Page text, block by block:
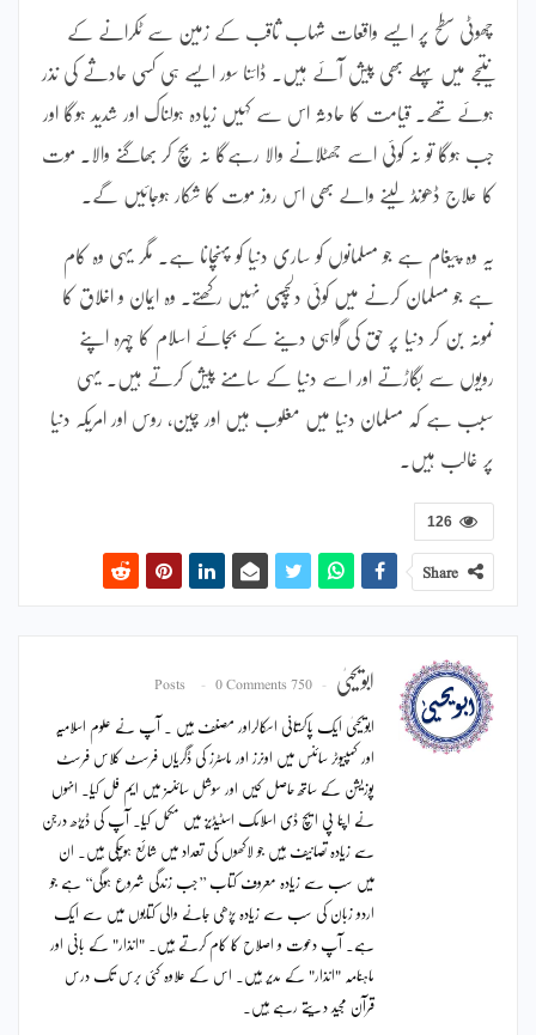
چھوٹی سطح پر ایسے واقعات شہاب ثاقب کے زمین سے ٹکرانے کے
نتیجے میں پہلے بھی پیش آئے ہیں۔ ڈائنا سور ایسے ہی کسی حادثے کی نذر
ہوئے تھے۔ قیامت کا حادثہ اس سے کہیں زیادہ ہولناک اور شدید ہوگا اور
جب ہوگا تو نہ کوئی اسے جھٹلانے والا رہےگا نہ بچ کر بھاگنے والا۔ موت
کا علاج ڈھونڈ لینے والے بھی اس روز موت کا شکار ہوجائیں گے۔
یہ وہ پیغام ہے جو مسلمانوں کو ساری دنیا کو پہنچانا ہے۔ مگر یہی وہ کام
ہے جو مسلمان کرنے میں کوئی دلچسپی نہیں رکھتے۔ وہ ایمان و اخلاق کا
نمونہ بن کر دنیا پر حق کی گواہی دینے کے بجائے اسلام کا چہرہ اپنے
رویوں سے بگاڑتے اور اسے دنیا کے سامنے پیش کرتے ہیں۔ یہی
سبب ہے کہ مسلمان دنیا میں مغلوب ہیں اور چین، روس اور امریکہ دنیا
پر غالب ہیں۔
126
Share
ابویحییٰ 750 Posts
0 Comments
ابویحییٰ ایک پاکستانی اسکالراور مصنف ہیں ۔ آپ نے علوم اسلامیہ
اور کمپیوٹر سائنس میں اونرز اور ماسٹرز کی ڈگریاں فرسٹ کلاس فرسٹ
پوزیشن کے ساتھ حاصل کیں اور سوشل سائنسز میں ایم فل کیا۔ انہوں
نے اپنا پی ایچ ڈی اسلامک اسٹیڈیز میں مکمل کیا۔ آپ کی ڈیڑھ درجن
سے زیادہ تصانیف ہیں جو لاکھوں کی تعداد میں شائع ہوچکی ہیں۔ ان
میں سب سے زیادہ معروف کتاب ’’جب زندگی شروع ہوگی‘‘ ہے جو
اردو زبان کی سب سے زیادہ پڑھی جانے والی کتابوں میں سے ایک
ہے۔ آپ دعوت و اصلاح کا کام کرتے ہیں۔ "انذار" کے بانی اور
ماہنامہ "انذار" کے مدیر ہیں۔ اس کے علاوہ کئی برس تک درس
قرآن مجید دیتے رہے ہیں۔